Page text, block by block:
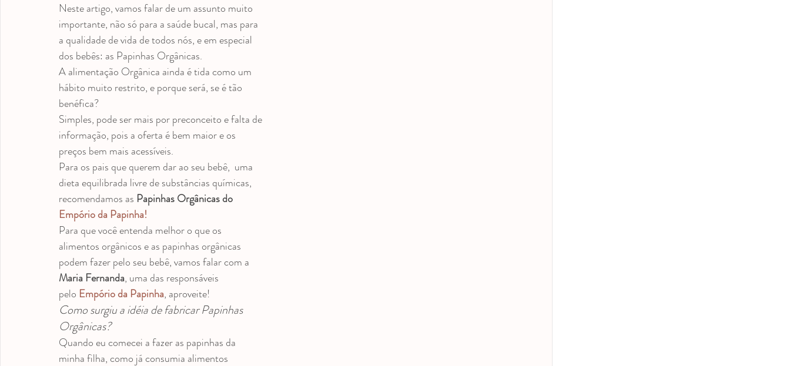
Mancha nos dentes Mancha amarela
medicação antroposófica Odontopediatria Videos e entrevistas
Neste artigo, vamos falar de um assunto muito
importante, não só para a saúde bucal, mas para
a qualidade de vida de todos nós, e em especial
dos bebês: as Papinhas Orgânicas.
A alimentação Orgânica ainda é tida como um
hábito muito restrito, e porque será, se é tão
benéfica?
Simples, pode ser mais por preconceito e falta de
informação, pois a oferta é bem maior e os
preços bem mais acessíveis.
Para os pais que querem dar ao seu bebê,  uma
dieta equilibrada livre de substâncias químicas,
recomendamos as Papinhas Orgânicas do
Empório da Papinha!
Para que você entenda melhor o que os
alimentos orgânicos e as papinhas orgânicas
podem fazer pelo seu bebê, vamos falar com a
Maria Fernanda, uma das responsáveis
pelo Empório da Papinha, aproveite!
Como surgiu a idéia de fabricar Papinhas
Orgânicas?
Quando eu comecei a fazer as papinhas da
minha filha, como já consumia alimentos